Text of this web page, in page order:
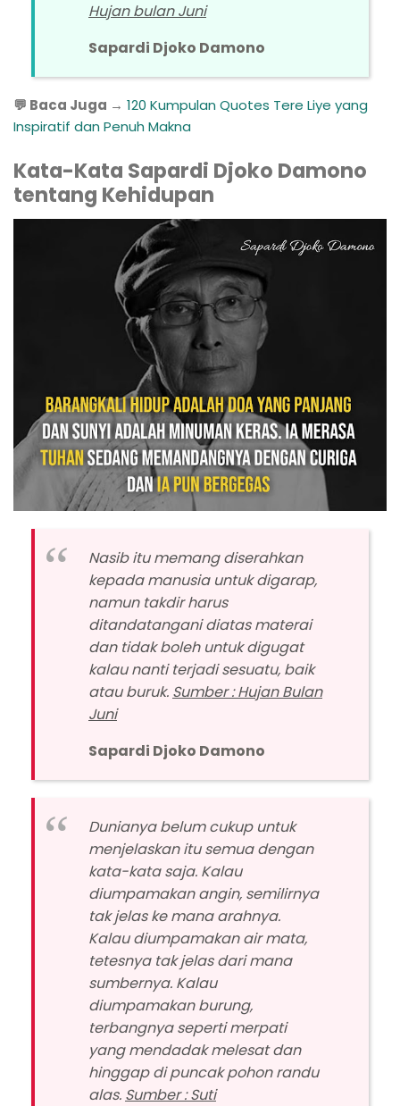
Hujan bulan Juni
Sapardi Djoko Damono
💬 Baca Juga → 120 Kumpulan Quotes Tere Liye yang
Inspiratif dan Penuh Makna
Kata-Kata Sapardi Djoko Damono
tentang Kehidupan
Nasib itu memang diserahkan
kepada manusia untuk digarap,
namun takdir harus
ditandatangani diatas materai
dan tidak boleh untuk digugat
kalau nanti terjadi sesuatu, baik
atau buruk. Sumber : Hujan Bulan
Juni
Sapardi Djoko Damono
Dunianya belum cukup untuk
menjelaskan itu semua dengan
kata-kata saja. Kalau
diumpamakan angin, semilirnya
tak jelas ke mana arahnya.
Kalau diumpamakan air mata,
tetesnya tak jelas dari mana
sumbernya. Kalau
diumpamakan burung,
terbangnya seperti merpati
yang mendadak melesat dan
hinggap di puncak pohon randu
alas. Sumber : Suti